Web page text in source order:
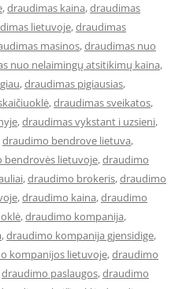
,draudimas kaina,draudimas
lietuvoje,draudimas
masinos,draudimas nuo
nuo nelaimingų atsitikimų kaina,
,draudimas pigiausias,
,draudimas sveikatos,
,draudimas vykstant i uzsieni,
draudimo bendrove lietuva,
bendrovės lietuvoje,draudimo
,draudimo brokeris,draudimo
,draudimo kaina,draudimo
,draudimo kompanija,
,draudimo kompanija gjensidige,
kompanijos lietuvoje,draudimo
draudimo paslaugos,draudimo